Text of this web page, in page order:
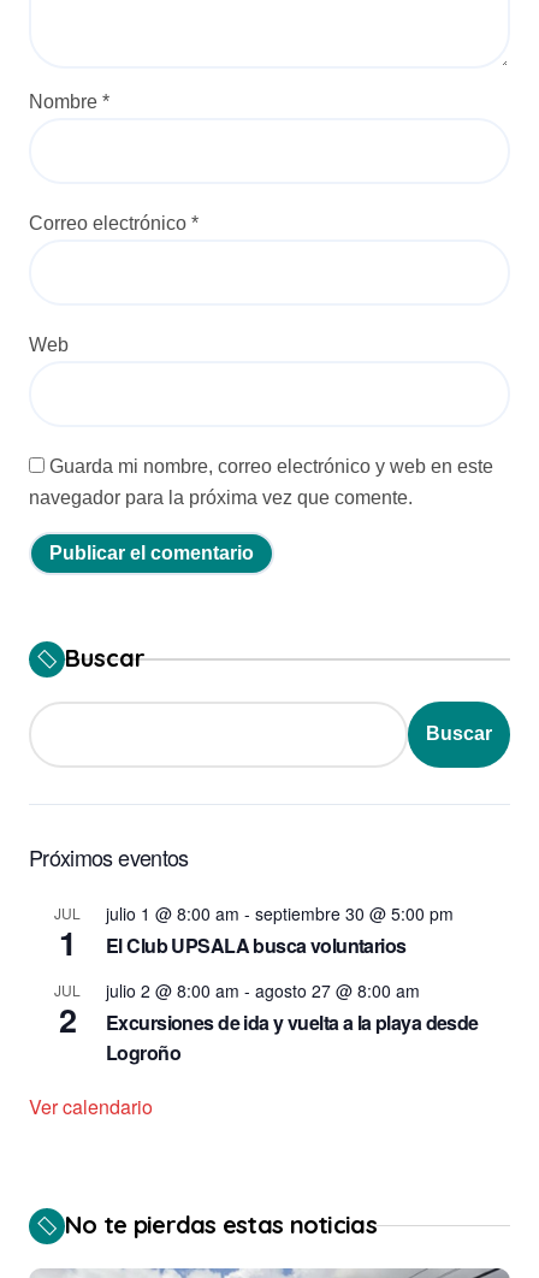
Nombre *
Correo electrónico *
Web
Guarda mi nombre, correo electrónico y web en este
navegador para la próxima vez que comente.
Buscar
Buscar
Próximos eventos
JUL
1
julio 1 @ 8:00 am - septiembre 30 @ 5:00 pm
El Club UPSALA busca voluntarios
JUL
2
julio 2 @ 8:00 am - agosto 27 @ 8:00 am
Excursiones de ida y vuelta a la playa desde
Logroño
Ver calendario
No te pierdas estas noticias